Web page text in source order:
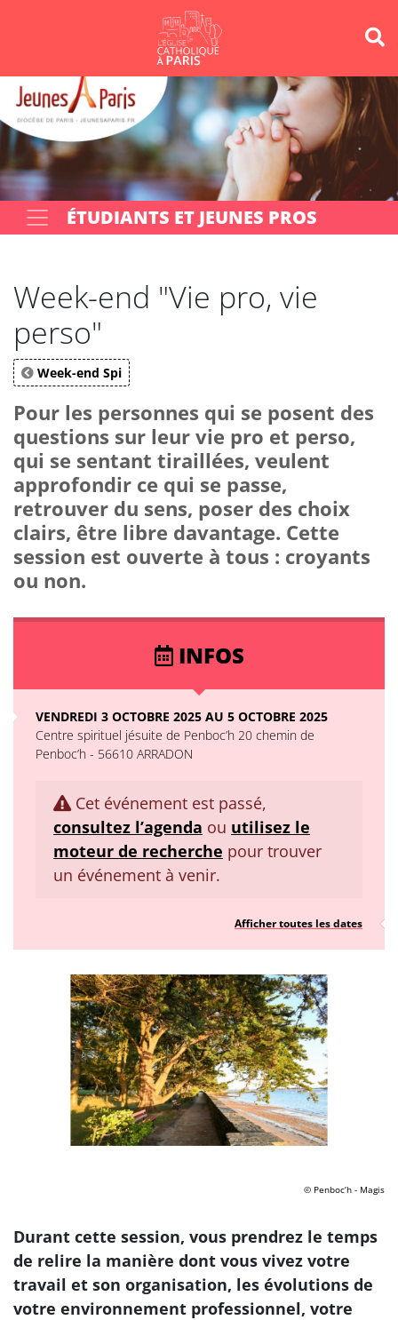
Votre recherche OK
ÉTUDIANTS ET JEUNES PROS
Week-end "Vie pro, vie
perso"
Week-end Spi
Pour les personnes qui se posent des
questions sur leur vie pro et perso,
qui se sentant tiraillées, veulent
approfondir ce qui se passe,
retrouver du sens, poser des choix
clairs, être libre davantage. Cette
session est ouverte à tous : croyants
ou non.
INFOS
VENDREDI 3 OCTOBRE 2025 AU 5 OCTOBRE 2025
Centre spirituel jésuite de Penboc’h 20 chemin de
Penboc’h - 56610 ARRADON
Cet événement est passé,
consultez l’agenda ou utilisez le
moteur de recherche pour trouver
un événement à venir.
Afficher toutes les dates
© Penboc’h - Magis
Durant cette session, vous prendrez le temps
de relire la manière dont vous vivez votre
travail et son organisation, les évolutions de
votre environnement professionnel, votre
Panneau de gestion des cookies